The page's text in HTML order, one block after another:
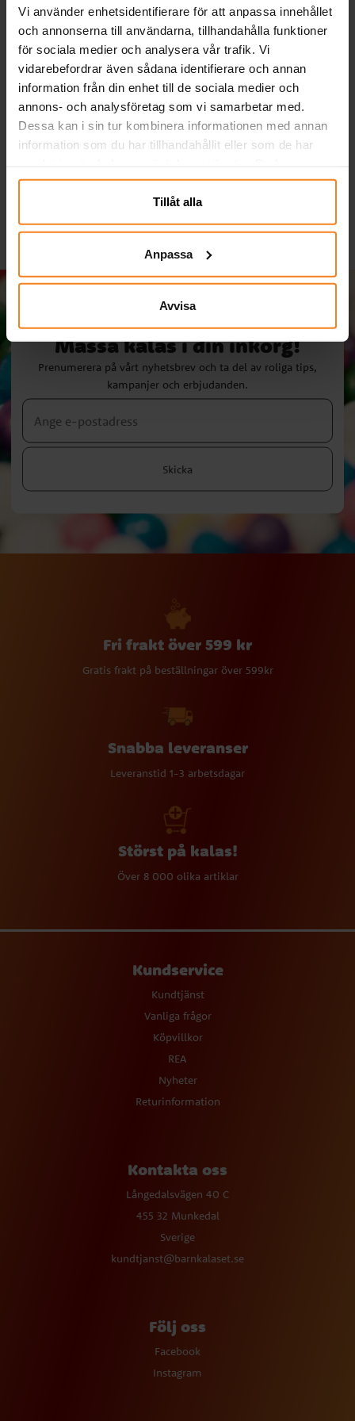
Vi använder enhetsidentifierare för att anpassa innehållet
och annonserna till användarna, tillhandahålla funktioner
för sociala medier och analysera vår trafik. Vi
vidarebefordrar även sådana identifierare och annan
information från din enhet till de sociala medier och
annons- och analysföretag som vi samarbetar med.
Dessa kan i sin tur kombinera informationen med annan
information som du har tillhandahållit eller som de har
närsomhelst ändra ditt samtycke.
Tillåt alla
Anpassa
Avvisa
Serpentiner - Gröna
Pris :19,00 kr
19,00 kr
KÖP
Sifferballonger Lila 86
cm
Pris: 49,00 kr
49,00 kr
GÅ TILL
Massa kalas i din inkorg!
Prenumerera på vårt nyhetsbrev och ta del av roliga tips,
kampanjer och erbjudanden.
Skicka
Fri frakt över 599 kr
Gratis frakt på beställningar över 599kr
Snabba leveranser
Leveranstid 1-3 arbetsdagar
Störst på kalas!
Över 8 000 olika artiklar
Kundservice
Kundtjänst
Vanliga frågor
Köpvillkor
REA
Nyheter
Returinformation
Kontakta oss
Långedalsvägen 40 C
455 32 Munkedal
Sverige
kundtjanst@barnkalaset.se
Följ oss
Facebook
Instagram